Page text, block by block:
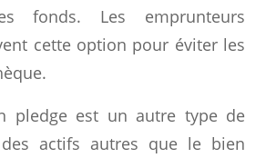
fonds. Les emprunteurs
cette option pour éviter les
pledge est un autre type de
actifs autres que le bien